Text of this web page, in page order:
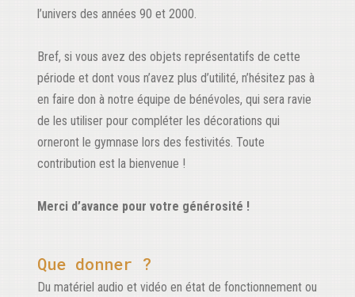
l’univers des années 90 et 2000.
Bref, si vous avez des objets représentatifs de cette
période et dont vous n’avez plus d’utilité, n’hésitez pas à
en faire don à notre équipe de bénévoles, qui sera ravie
de les utiliser pour compléter les décorations qui
orneront le gymnase lors des festivités. Toute
contribution est la bienvenue !
Merci d’avance pour votre générosité !
Que donner ?
Du matériel audio et vidéo en état de fonctionnement ou